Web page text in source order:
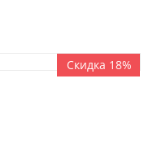
Скидка 18%